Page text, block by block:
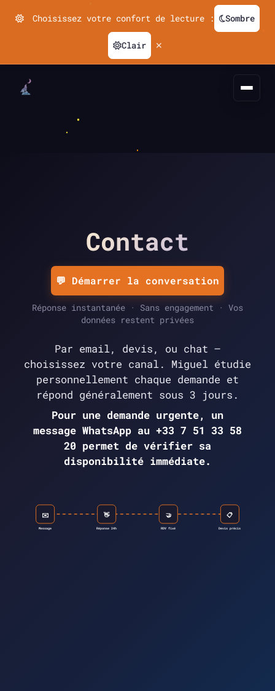
Choisissez votre confort de lecture : Sombre
Clair ✕
Contact
💬 Démarrer la conversation
Réponse instantanée · Sans engagement · Vos
données restent privées
Par email, devis, ou chat —
choisissez votre canal. Miguel étudie
personnellement chaque demande et
répond généralement sous 3 jours.
Pour une demande urgente, un
message WhatsApp au +33 7 51 33 58
20 permet de vérifier sa
disponibilité immédiate.
✉️
Message
👋
Réponse 24h
🤝
RDV fixé
📋
Devis précis